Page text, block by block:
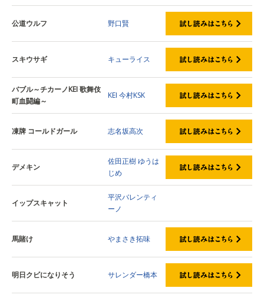
公道ウルフ 野口賢
スキウサギ キューライス
バブル～チカーノKEI 歌舞伎
町血闘編～
KEI 今村KSK
凍牌 コールドガール 志名坂高次
デメキン
佐田正樹ゆうは
じめ
イップスキャット
平沢バレンティ
ーノ
馬賭け やまさき拓味
明日クビになりそう サレンダー橋本